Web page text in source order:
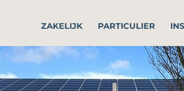
ZAKELIJK PARTICULIER